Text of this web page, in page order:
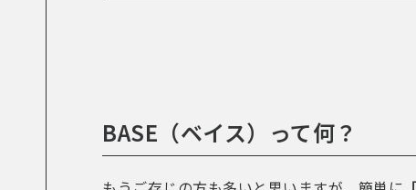
BASE（ベイス）って何？